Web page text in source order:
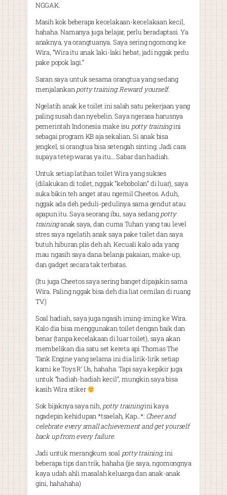
NGGAK.
Masih kok beberapa kecelakaan-kecelakaan kecil,
hahaha. Namanya juga belajar, perlu beradaptasi. Ya
anaknya, ya orangtuanya. Saya sering ngomong ke
Wira, “Wira itu anak laki-laki hebat, jadi nggak perlu
pake popok lagi.”
Saran saya untuk sesama orangtua yang sedang
menjalankanpotty training:Reward yourself.
Ngelatih anak ke toilet ini salah satu pekerjaan yang
paling susah dan nyebelin. Saya ngerasa harusnya
pemerintah Indonesia make isu potty trainingini
sebagai program KB aja sekalian. Si anak bisa
jengkel, si orangtua bisa setengah sinting. Jadi cara
supaya tetep waras ya itu… Sabar dan hadiah.
Untuk setiap latihan toilet Wira yang sukses
(dilakukan di toilet, nggak “kebobolan” di luar), saya
suka bikin teh anget atau ngemil Cheetos. Aduh,
nggak ada deh peduli-pedulinya sama gendut atau
apapun itu. Saya seorang ibu, saya sedangpotty
traininganak saya, dan cuma Tuhan yang tau level
stres saya ngelatih anak saya pake toilet dan saya
butuh hiburan plis deh ah. Kecuali kalo ada yang
mau ngasih saya dana belanja pakaian, make-up,
dan gadget secara tak terbatas.
(Itu juga Cheetos saya sering banget dipajakin sama
Wira. Paling nggak bisa deh dia liat cemilan di ruang
TV.)
Soal hadiah, saya juga ngasih iming-iming ke Wira.
Kalo dia bisa menggunakan toilet dengan baik dan
benar (tanpa kecelakaan di luar toilet), saya akan
membelikan dia satu set kereta api Thomas The
Tank Engine yang selama ini dia lirik-lirik setiap
kami ke Toys R’ Us, hahaha. Tapi saya kepikir juga
untuk “hadiah-hadiah kecil”, mungkin saya bisa
kasih Wira stiker
Sok bijaknya saya nih, potty trainingini kaya
ngadepin kehidupan *tsaelah, Kap…*: Cheer and
celebrate every small achievement and get yourself
back up from every failure.
Jadi untuk merangkum soal potty training, ini
beberapa tips dan trik, hahaha (jie saya, ngomongnya
kaya udah ahli masalah keluarga dan anak-anak
gini, hahahaha)